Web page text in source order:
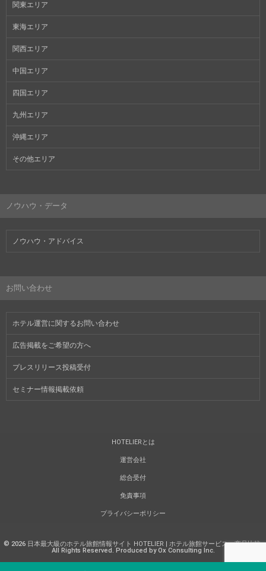
関東エリア
東海エリア
関西エリア
中国エリア
四国エリア
九州エリア
沖縄エリア
その他エリア
ノウハウ・データ
ノウハウ・アドバイス
お問い合わせ
ホテル運営に関するお問い合わせ
広告掲載をご希望の方へ
プレスリリース投稿受付
セミナー情報掲載依頼
HOTELIERとは
運営会社
総合受付
免責事項
プライバシーポリシー
© 2026 日本最大級のホテル旅館情報サイト HOTELIER | ホテル旅館サービス・商品比較.
All Rights Reserved. Produced by Ox Consulting Inc.